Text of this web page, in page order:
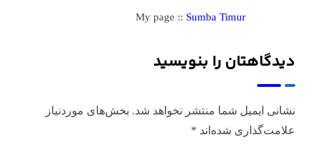
My page :: Sumba Timur
دیدگاهتان را بنویسید
نشانی ایمیل شما منتشر نخواهد شد. بخش‌های موردنیاز
علامت‌گذاری شده‌اند *